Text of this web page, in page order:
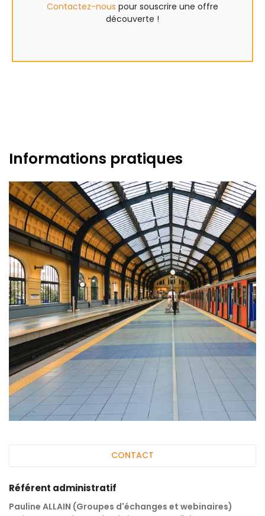
Contactez-nous pour souscrire une offre
découverte !
Informations pratiques
CONTACT
Référent administratif
Pauline ALLAIN (Groupes d'échanges et webinaires)